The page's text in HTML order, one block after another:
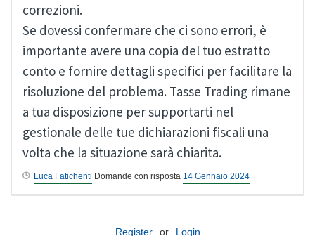
correzioni.
Se dovessi confermare che ci sono errori, è
importante avere una copia del tuo estratto
conto e fornire dettagli specifici per facilitare la
risoluzione del problema. Tasse Trading rimane
a tua disposizione per supportarti nel
gestionale delle tue dichiarazioni fiscali una
volta che la situazione sarà chiarita.
Luca Fatichenti Domande con risposta 14 Gennaio 2024
Register or Login